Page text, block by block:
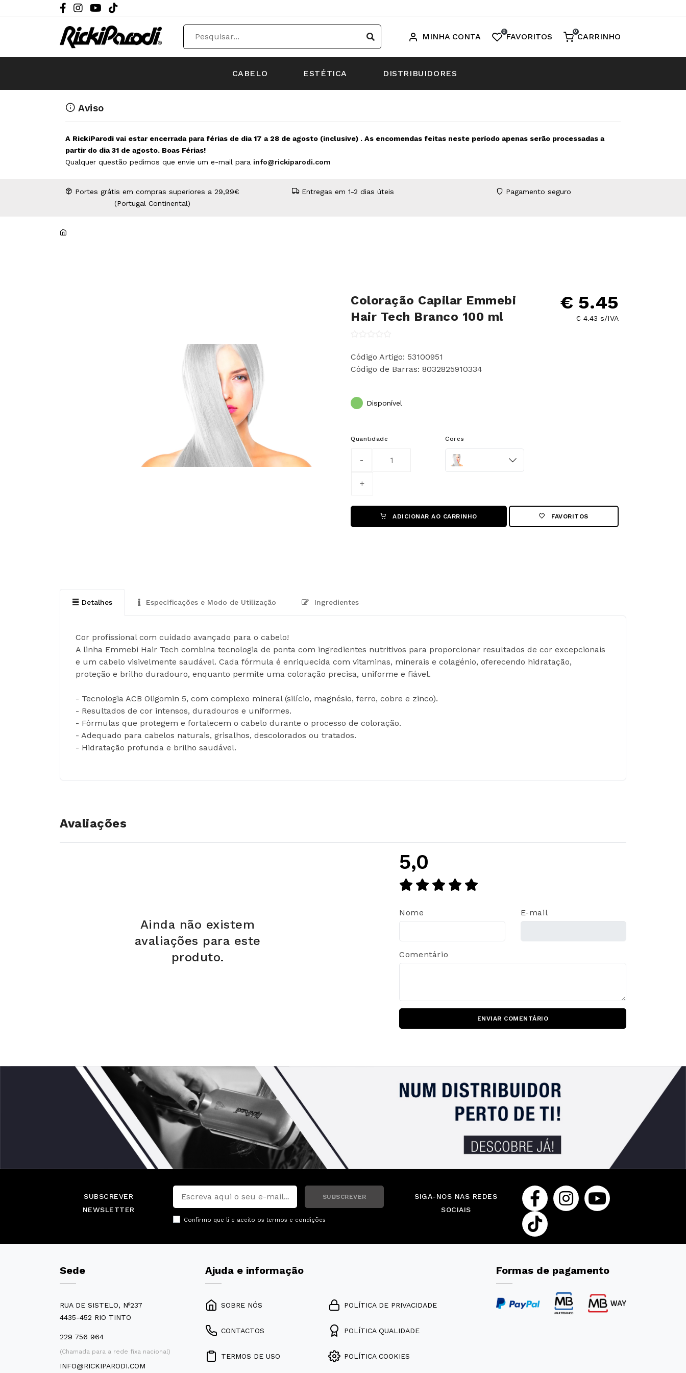
MINHA CONTA
0
FAVORITOS
0
CARRINHO
CABELO ESTÉTICA DISTRIBUIDORES
Aviso
A RickiParodi vai estar encerrada para férias de dia 17 a 28 de agosto (inclusive) . As encomendas feitas neste período apenas serão processadas a
partir do dia 31 de agosto. Boas Férias!
Qualquer questão pedimos que envie um e-mail para info@rickiparodi.com
Portes grátis em compras superiores a 29,99€
(Portugal Continental)
Entregas em 1-2 dias úteis Pagamento seguro
Coloração Capilar Emmebi
Hair Tech Branco 100 ml
€ 5.45
€ 4.43 s/IVA
Código Artigo: 53100951
Código de Barras: 8032825910334
Disponível
Quantidade Cores
Color
ADICIONAR AO CARRINHO FAVORITOS
Detalhes Especificações e Modo de Utilização Ingredientes
Cor profissional com cuidado avançado para o cabelo!
A linha Emmebi Hair Tech combina tecnologia de ponta com ingredientes nutritivos para proporcionar resultados de cor excepcionais
e um cabelo visivelmente saudável. Cada fórmula é enriquecida com vitaminas, minerais e colagénio, oferecendo hidratação,
proteção e brilho duradouro, enquanto permite uma coloração precisa, uniforme e fiável.
- Tecnologia ACB Oligomin 5, com complexo mineral (silício, magnésio, ferro, cobre e zinco).
- Resultados de cor intensos, duradouros e uniformes.
- Fórmulas que protegem e fortalecem o cabelo durante o processo de coloração.
- Adequado para cabelos naturais, grisalhos, descolorados ou tratados.
- Hidratação profunda e brilho saudável.
Avaliações
Ainda não existem
avaliações para este
produto.
5,0
Nome E-mail
Comentário
ENVIAR COMENTÁRIO
SUBSCREVER
NEWSLETTER
SUBSCREVER
Confirmo que li e aceito os termos e condições
SIGA-NOS NAS REDES
SOCIAIS
Sede
RUA DE SISTELO, Nº237
4435-452 RIO TINTO
229 756 964
(Chamada para a rede fixa nacional)
INFO@RICKIPARODI.COM
Ajuda e informação
SOBRE NÓS
CONTACTOS
TERMOS DE USO
POLÍTICA DE PRIVACIDADE
POLÍTICA QUALIDADE
POLÍTICA COOKIES
Formas de pagamento